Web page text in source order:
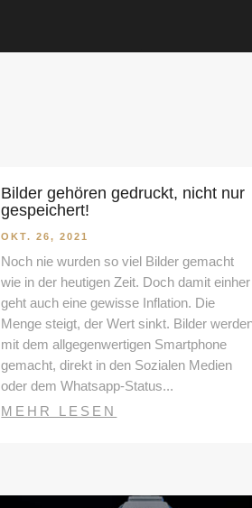
Bilder gehören gedruckt, nicht nur
gespeichert!
OKT. 26, 2021
Noch nie wurden so viel Bilder gemacht
wie in der heutigen Zeit. Doch damit einher
geht auch eine gewisse Inflation. Die
Menge steigt, der Wert sinkt. Bilder
mit dem allgegenwertigen Smartphone
gemacht, direkt in den Sozialen Medien
oder dem Whatsapp-Status...
MEHR LESEN